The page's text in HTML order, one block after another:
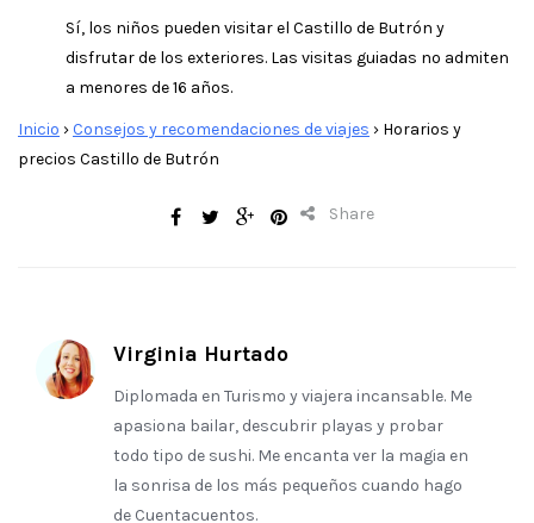
Sí, los niños pueden visitar el Castillo de Butrón y
disfrutar de los exteriores. Las visitas guiadas no admiten
a menores de 16 años.
Inicio ›Consejos y recomendaciones de viajes › Horarios y
precios Castillo de Butrón
Share
Virginia Hurtado
Diplomada en Turismo y viajera incansable. Me
apasiona bailar, descubrir playas y probar
todo tipo de sushi. Me encanta ver la magia en
la sonrisa de los más pequeños cuando hago
de Cuentacuentos.